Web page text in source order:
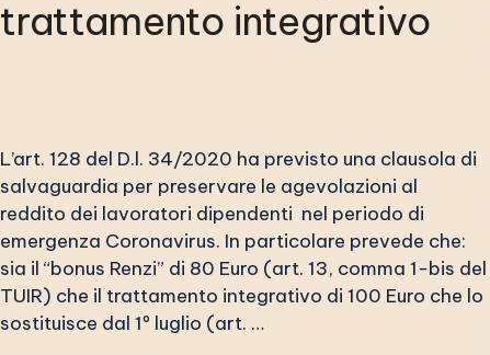
trattamento integrativo
L’art. 128 del D.l. 34/2020 ha previsto una clausola di
salvaguardia per preservare le agevolazioni al
reddito dei lavoratori dipendenti nel periodo di
emergenza Coronavirus. In particolare prevede che:
sia il “bonus Renzi” di 80 Euro (art. 13, comma 1-bis del
TUIR) che il trattamento integrativo di 100 Euro che lo
sostituisce dal 1º luglio (art. …